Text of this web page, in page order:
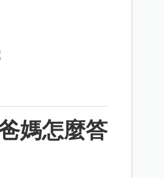
媽怎麼答